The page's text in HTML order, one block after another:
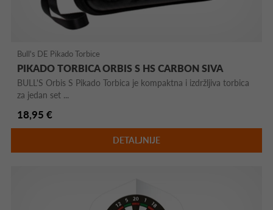
Bull's DE Pikado Torbice
PIKADO TORBICA ORBIS S HS CARBON SIVA
BULL'S Orbis S Pikado Torbica je kompaktna i izdržljiva torbica
za jedan set ...
18,95 €
DETALJNIJE